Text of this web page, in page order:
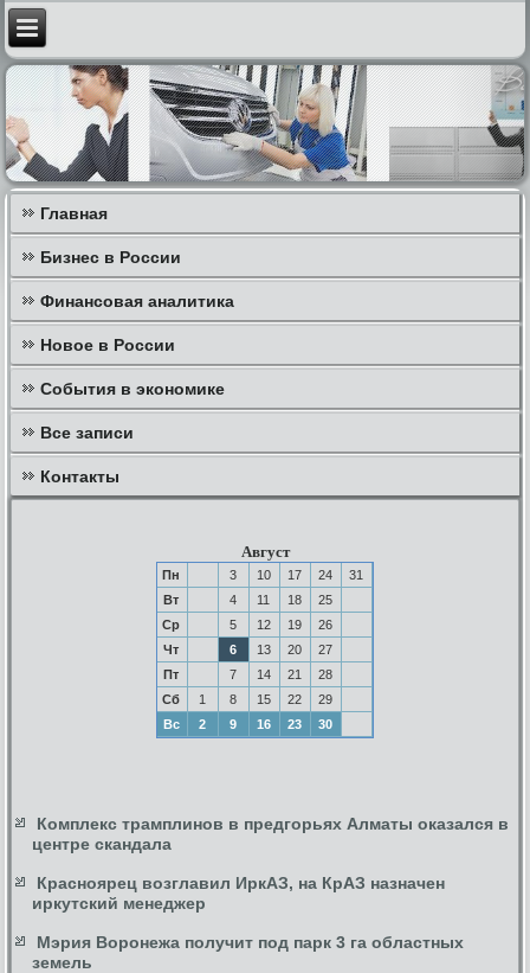
Главная
Бизнес в России
Финансовая аналитика
Новое в России
События в экономике
Все записи
Контакты
Август
Пн 3 10 17 24
31
Вт
4 11 18
25
Ср
5 12 19
26
Чт
6 13 20
27
Пт
7 14 21
28
Сб
1 8 15 22
29
Вс
2 9 16 23 30
Комплекс трамплинов в предгорьях Алматы оказался в
центре скандала
Красноярец возглавил ИркАЗ, на КрАЗ назначен
иркутский менеджер
Мэрия Воронежа получит под парк 3 га областных
земель